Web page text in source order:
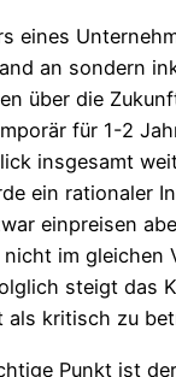
eines
an sondern
über die
für 1-2
insgesamt
ein rationaler
einpreisen
im gleichen
steigt das
als kritisch zu
Punkt ist